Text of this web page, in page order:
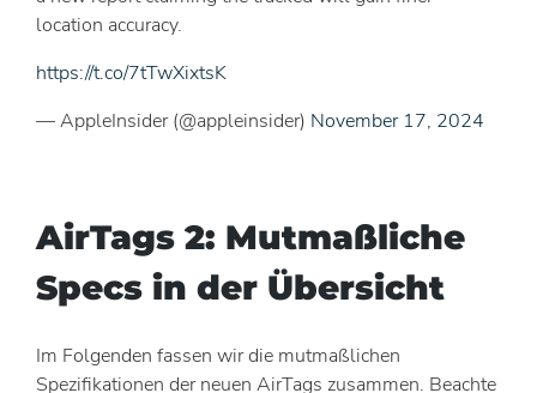
location accuracy.
https://t.co/7tTwXixtsK
— AppleInsider (@appleinsider) November 17, 2024
AirTags 2: Mutmaßliche
Specs in der Übersicht
Im Folgenden fassen wir die mutmaßlichen
Spezifikationen der neuen AirTags zusammen. Beachte